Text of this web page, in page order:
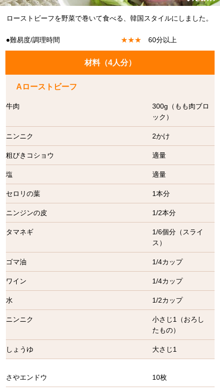
ローストビーフを野菜で巻いて食べる、韓国スタイルにしました。
●難易度/調理時間 ★★★ 60分以上
材料（4人分）
Aローストビーフ
牛肉
300g（もも肉ブロ
ック）
ニンニク 2かけ
粗びきコショウ 適量
塩 適量
セロリの葉 1本分
ニンジンの皮 1/2本分
タマネギ
1/6個分（スライ
ス）
ゴマ油 1/4カップ
ワイン 1/4カップ
水 1/2カップ
ニンニク
小さじ1（おろし
たもの）
しょうゆ 大さじ1
さやエンドウ 10枚